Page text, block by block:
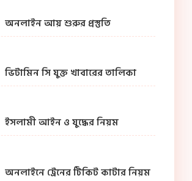
অনলাইন আয় শুরুর প্রস্তুতি
ভিটামিন সি যুক্ত খাবারের তালিকা
ইসলামী আইন ও যুদ্ধের নিয়ম
অনলাইনে ট্রেনের টিকিট কাটার নিয়ম